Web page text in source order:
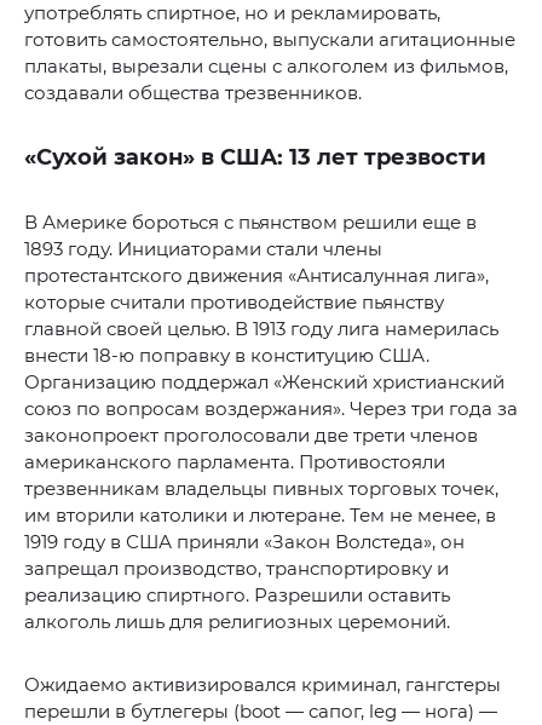
употреблять спиртное, но и рекламировать,
готовить самостоятельно, выпускали агитационные
плакаты, вырезали сцены с алкоголем из фильмов,
создавали общества трезвенников.
«Сухой закон» в США: 13 лет трезвости
В Америке бороться с пьянством решили еще в
1893 году. Инициаторами стали члены
протестантского движения «Антисалунная лига»,
которые считали противодействие пьянству
главной своей целью. В 1913 году лига намерилась
внести 18-ю поправку в конституцию США.
Организацию поддержал «Женский христианский
союз по вопросам воздержания». Через три года за
законопроект проголосовали две трети членов
американского парламента. Противостояли
трезвенникам владельцы пивных торговых точек,
им вторили католики и лютеране. Тем не менее, в
1919 году в США приняли «Закон Волстеда», он
запрещал производство, транспортировку и
реализацию спиртного. Разрешили оставить
алкоголь лишь для религиозных церемоний.
Ожидаемо активизировался криминал, гангстеры
перешли в бутлегеры (boot — сапог, leg — нога) —